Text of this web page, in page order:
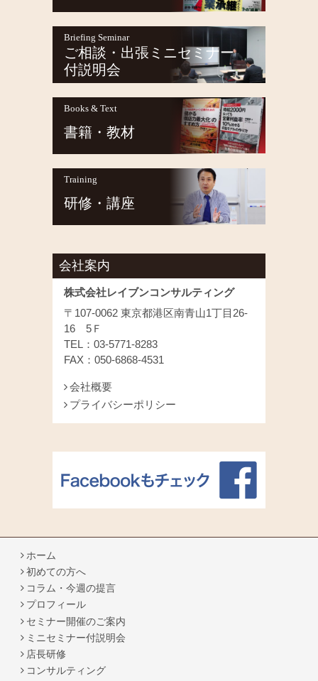
Briefing Seminar
ご相談・出張ミニセミナー
付説明会
Books & Text
書籍・教材
Training
研修・講座
会社案内
株式会社レイブンコンサルティング
〒107-0062 東京都港区南青山1丁目26-
16 5Ｆ
TEL：03-5771-8283
FAX：050-6868-4531
会社概要
プライバシーポリシー
ホーム
初めての方へ
コラム・今週の提言
プロフィール
セミナー開催のご案内
ミニセミナー付説明会
店長研修
コンサルティング